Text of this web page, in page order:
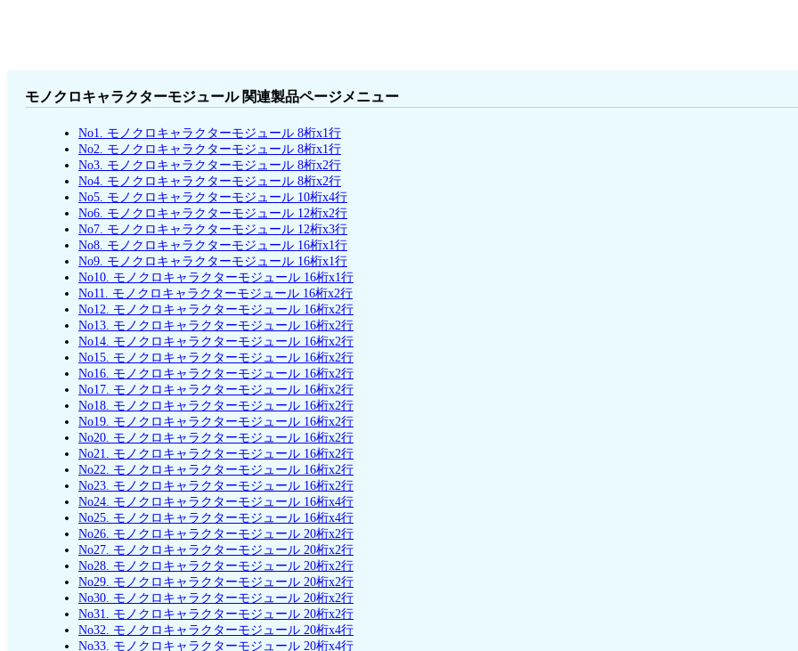
モノクロキャラクターモジュール 関連製品ページメニュー
No1. モノクロキャラクターモジュール 8桁x1行
No2. モノクロキャラクターモジュール 8桁x1行
No3. モノクロキャラクターモジュール 8桁x2行
No4. モノクロキャラクターモジュール 8桁x2行
No5. モノクロキャラクターモジュール 10桁x4行
No6. モノクロキャラクターモジュール 12桁x2行
No7. モノクロキャラクターモジュール 12桁x3行
No8. モノクロキャラクターモジュール 16桁x1行
No9. モノクロキャラクターモジュール 16桁x1行
No10. モノクロキャラクターモジュール 16桁x1行
No11. モノクロキャラクターモジュール 16桁x2行
No12. モノクロキャラクターモジュール 16桁x2行
No13. モノクロキャラクターモジュール 16桁x2行
No14. モノクロキャラクターモジュール 16桁x2行
No15. モノクロキャラクターモジュール 16桁x2行
No16. モノクロキャラクターモジュール 16桁x2行
No17. モノクロキャラクターモジュール 16桁x2行
No18. モノクロキャラクターモジュール 16桁x2行
No19. モノクロキャラクターモジュール 16桁x2行
No20. モノクロキャラクターモジュール 16桁x2行
No21. モノクロキャラクターモジュール 16桁x2行
No22. モノクロキャラクターモジュール 16桁x2行
No23. モノクロキャラクターモジュール 16桁x2行
No24. モノクロキャラクターモジュール 16桁x4行
No25. モノクロキャラクターモジュール 16桁x4行
No26. モノクロキャラクターモジュール 20桁x2行
No27. モノクロキャラクターモジュール 20桁x2行
No28. モノクロキャラクターモジュール 20桁x2行
No29. モノクロキャラクターモジュール 20桁x2行
No30. モノクロキャラクターモジュール 20桁x2行
No31. モノクロキャラクターモジュール 20桁x2行
No32. モノクロキャラクターモジュール 20桁x4行
No33. モノクロキャラクターモジュール 20桁x4行